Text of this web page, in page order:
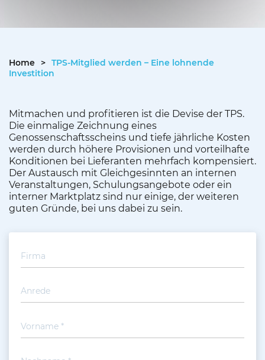
Home > TPS-Mitglied werden – Eine lohnende
Investition
Mitmachen und profitieren ist die Devise der TPS.
Die einmalige Zeichnung eines
Genossenschaftsscheins und tiefe jährliche Kosten
werden durch höhere Provisionen und vorteilhafte
Konditionen bei Lieferanten mehrfach kompensiert.
Der Austausch mit Gleichgesinnten an internen
Veranstaltungen, Schulungsangebote oder ein
interner Marktplatz sind nur einige, der weiteren
guten Gründe, bei uns dabei zu sein.